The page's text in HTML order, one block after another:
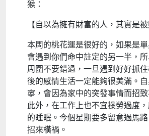
猴：
【自以為擁有財富的人，其實是被
本周的桃花運是很好的，如果是
會遇到你們命中註定的另一半，
周圍不要錯過，一旦遇到好好抓
後的感情生活一定能夠很美滿。
寧，會因為家中的突發事情而招
此外，在工作上也不宜操勞過度
的睡眠。今個星期要多留意過馬
招來橫禍。